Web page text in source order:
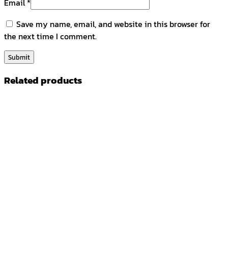
Save my name, email, and website in this browser for
the next time I comment.
Related products